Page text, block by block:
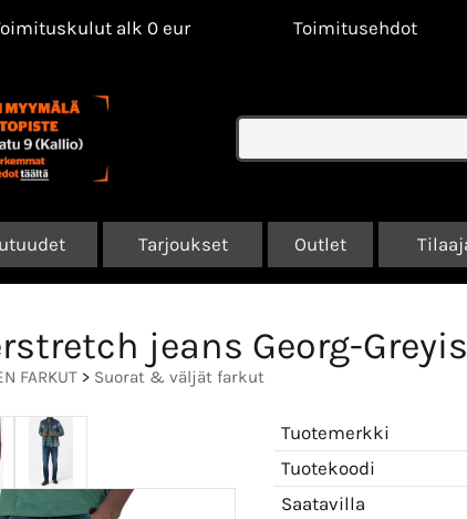
alk 0 eur Toimitusehdot
Tarjoukset Outlet
jeans Georg-
FARKUT > Suorat & väljät farkut
Tuotemerkki
Tuotekoodi
Saatavilla